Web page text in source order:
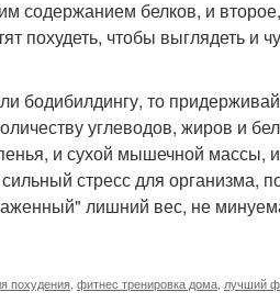
содержанием белков, и
похудеть, чтобы выглядеть и
бодибилдингу, то
углеводов, жиров и
и сухой мышечной массы,
стресс для организма,
лишний вес, не
похудения фитнес тренировка дома лучший